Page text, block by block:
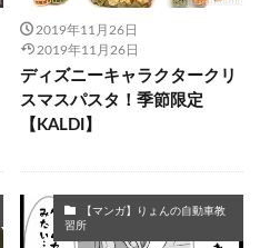
2019年11月26日
2019年11月26日
ディズニーキャラクタークリ
スマスパスタ！季節限定
【KALDI】
【マンガ】りょんの自動車教
習所